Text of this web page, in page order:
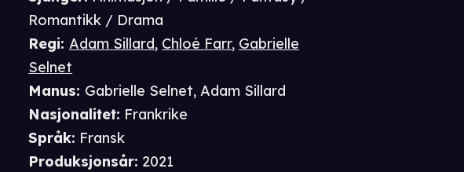
Romantikk / Drama
Regi:Adam Sillard, Chloé Farr, Gabrielle
Selnet
Manus: Gabrielle Selnet,Adam Sillard
Nasjonalitet: Frankrike
Språk: Fransk
Produksjonsår: 2021